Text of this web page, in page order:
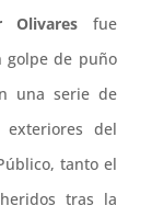
Olivares fue
golpe de puño
una serie de
del
tanto el
tras la